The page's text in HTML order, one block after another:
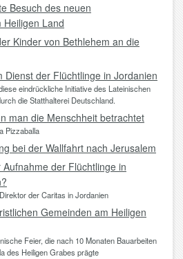
Besuch des neuen
Land
Kinder von Bethlehem an die
Dienst der Flüchtlinge in Jordanien
eindrückliche Initiative des Lateinischen
die Statthalterei Deutschland.
man die Menschheit betrachtet
Pizzaballa
bei der Wallfahrt nach Jerusalem
der Flüchtlinge in
der Caritas in Jordanien
Gemeinden am Heiligen
Feier, die nach 10 Monaten Bauarbeiten
des Heiligen Grabes prägte